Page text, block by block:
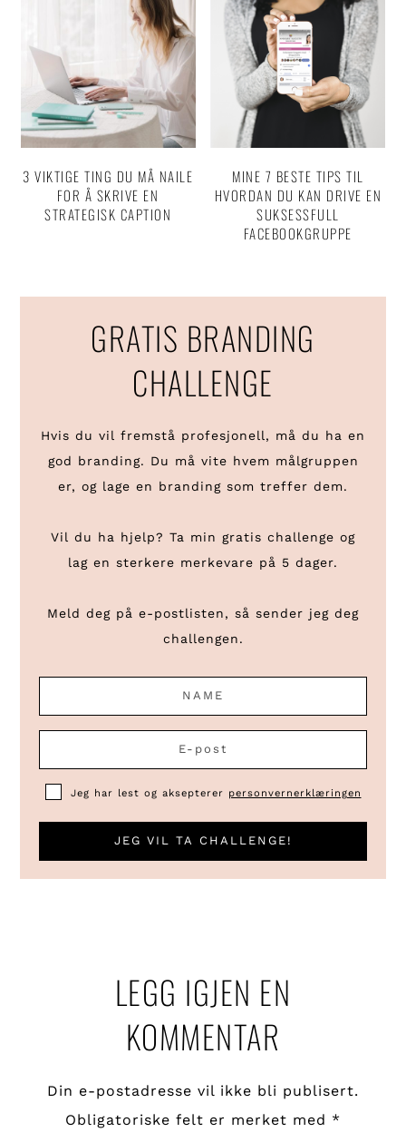
3 VIKTIGE TING DU MÅ NAILE
FOR Å SKRIVE EN
STRATEGISK CAPTION
MINE 7 BESTE TIPS TIL
HVORDAN DU KAN DRIVE EN
SUKSESSFULL
FACEBOOKGRUPPE
GRATIS BRANDING
CHALLENGE
Hvis du vil fremstå profesjonell, må du ha en
god branding. Du må vite hvem målgruppen
er, og lage en branding som treffer dem.
Vil du ha hjelp? Ta min gratis challenge og
lag en sterkere merkevare på 5 dager.
Meld deg på e-postlisten, så sender jeg deg
challengen.
Jeg har lest og aksepterer personvernerklæringen
Interactions
LEGG IGJEN EN
KOMMENTAR
Din e-postadresse vil ikke bli publisert.
Obligatoriske felt er merket med *